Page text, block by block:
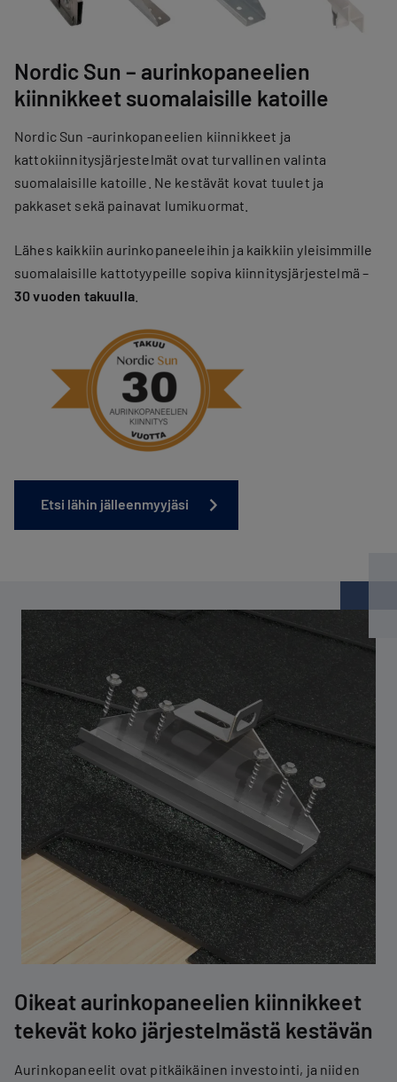
Nordic Sun – aurinkopaneelien
kiinnikkeet suomalaisille katoille
Nordic Sun -aurinkopaneelien kiinnikkeet ja
kattokiinnitysjärjestelmät ovat turvallinen valinta
suomalaisille katoille. Ne kestävät kovat tuulet ja
pakkaset sekä painavat lumikuormat.
Lähes kaikkiin aurinkopaneeleihin ja kaikkiin yleisimmille
suomalaisille kattotyypeille sopiva kiinnitysjärjestelmä –
30 vuoden takuulla.
Etsi lähin jälleenmyyjäsi
Oikeat aurinkopaneelien kiinnikkeet
tekevät koko järjestelmästä kestävän
Aurinkopaneelit ovat pitkäikäinen investointi, ja niiden